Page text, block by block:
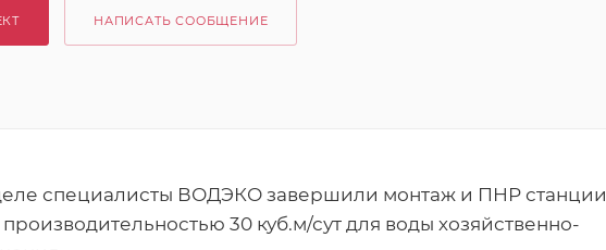
НАПИСАТЬ СООБЩЕНИЕ
специалисты ВОДЭКО завершили монтаж и ПНР станции
30 куб.м/сут для воды хозяйственно-